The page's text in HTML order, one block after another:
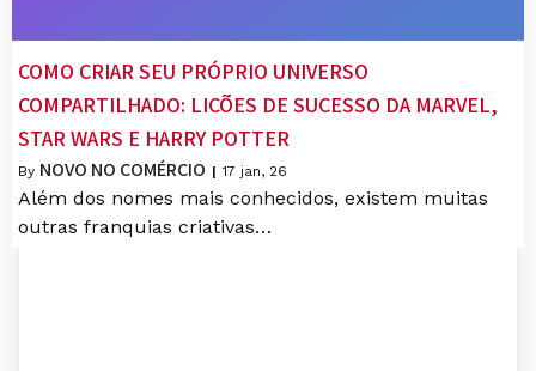
COMO CRIAR SEU PRÓPRIO UNIVERSO
COMPARTILHADO: LIÇÕES DE SUCESSO DA MARVEL,
STAR WARS E HARRY POTTER
By NOVO NO COMÉRCIO | 17 jan, 26
Além dos nomes mais conhecidos, existem muitas
outras franquias criativas…